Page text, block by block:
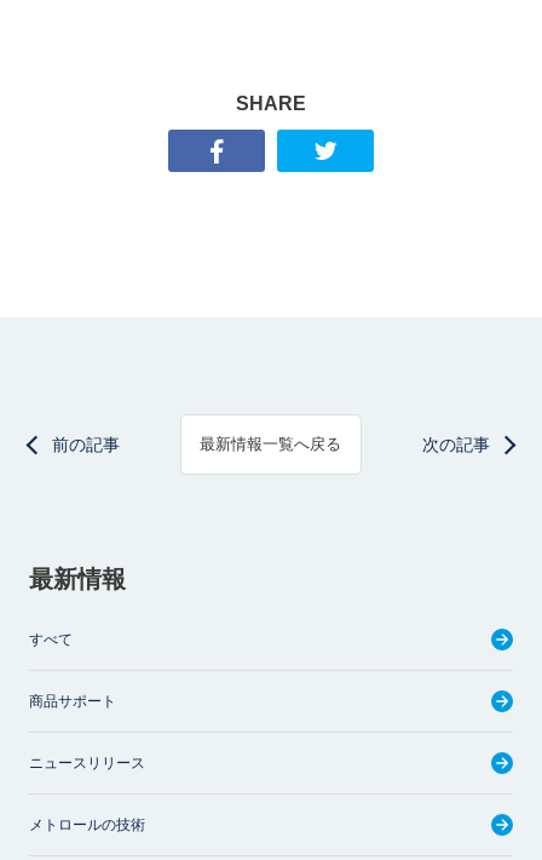
SHARE
前の記事 最新情報一覧へ戻る 次の記事
最新情報
すべて
商品サポート
ニュースリリース
メトロールの技術